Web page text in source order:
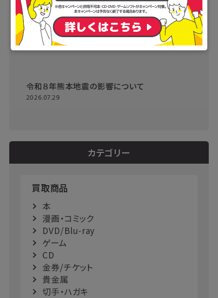
令和８年熊本地震の影響について
2026.07.29
カテゴリー
買取商品
本
漫画・コミック
DVD/Blu-ray
ゲーム
CD
金券/チケット
貴金属
切手・ハガキ